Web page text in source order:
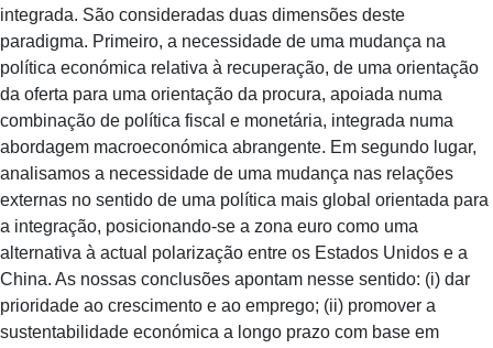
integrada. São consideradas duas dimensões deste
paradigma. Primeiro, a necessidade de uma mudança na
política económica relativa à recuperação, de uma orientação
da oferta para uma orientação da procura, apoiada numa
combinação de política fiscal e monetária, integrada numa
abordagem macroeconómica abrangente. Em segundo lugar,
analisamos a necessidade de uma mudança nas relações
externas no sentido de uma política mais global orientada para
a integração, posicionando-se a zona euro como uma
alternativa à actual polarização entre os Estados Unidos e a
China. As nossas conclusões apontam nesse sentido: (i) dar
prioridade ao crescimento e ao emprego; (ii) promover a
sustentabilidade económica a longo prazo com base em